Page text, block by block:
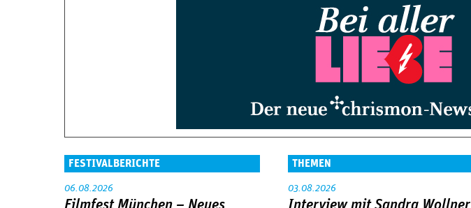
FESTIVALBERICHTE
06.08.2026
Filmfest München – Neues
THEMEN
03.08.2026
Interview mit Sandra Wollner